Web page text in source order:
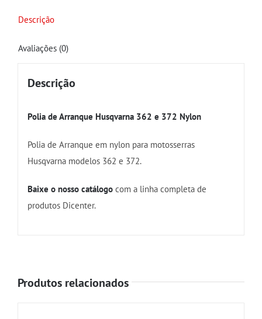
Descrição
Avaliações (0)
Descrição
Polia de Arranque Husqvarna 362 e 372 Nylon
Polia de Arranque em nylon para motosserras
Husqvarna modelos 362 e 372.
Baixe o nosso catálogocom a linha completa de
produtos Dicenter.
Produtos relacionados